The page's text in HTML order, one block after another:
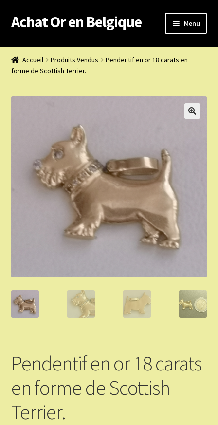
Aller
à
navigation
Aller
au
Achat Or en Belgique Menu
Achat or en Belgique
Heures d’ouverture
Nous achetons
Validation de la commande
Articles Or et Argent
Conditions d’utilisation
Panier
Accueil Produits Vendus
Pendentif en or 18 carats en
forme de Scottish Terrier.
Pendentif en or 18 carats
en forme de Scottish
Terrier.